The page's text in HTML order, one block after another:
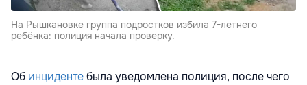
На Рышкановке группа подростков избила 7-летнего
ребёнка: полиция начала проверку.
Об инцидентебыла уведомлена полиция, после чего